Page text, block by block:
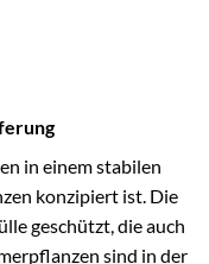
in einem stabilen
konzipiert ist. Die
geschützt, die auch
sind in der